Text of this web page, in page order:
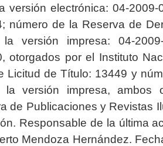
versión electrónica: 04-2009-
número de la Reserva de
versión impresa: 04-2009-
otorgados por el Instituto
Licitud de Título: 13449 y
la versión impresa, ambos
de Publicaciones y Revistas
Responsable de la última
Mendoza Hernández.